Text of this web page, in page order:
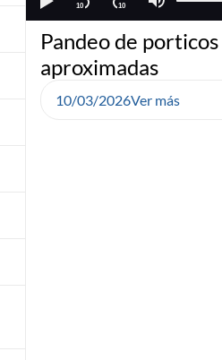
Pandeo de
aproximadas
10/03/2026Ver más